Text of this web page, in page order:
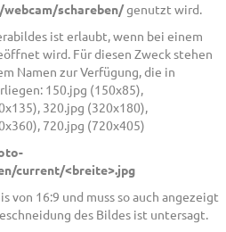
schareben/genutzt wird.
ist erlaubt, wenn bei einem
wird. Für diesen Zweck stehen
Namen zur Verfügung, die in
150.jpg (150x85),
320.jpg (320x180),
720.jpg (720x405)
current/<breite>.jpg
von 16:9 und muss so auch angezeigt
des Bildes ist untersagt.